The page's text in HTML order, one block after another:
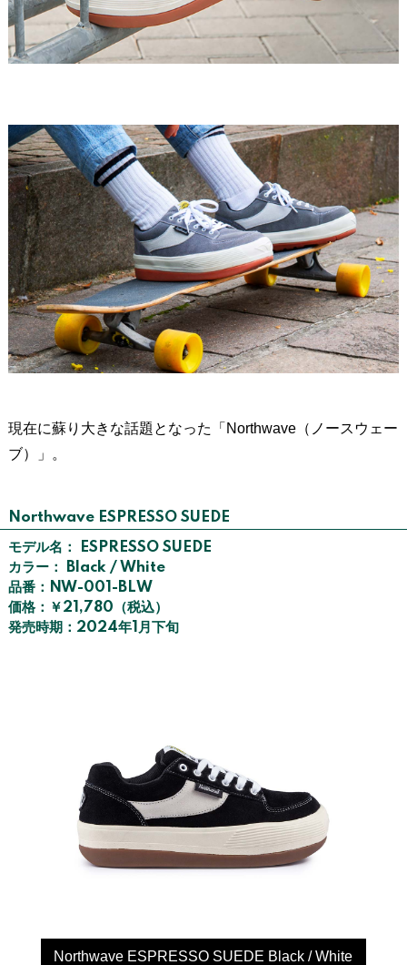
現在に蘇り大きな話題となった「Northwave（ノースウェー
ブ）」。
Northwave ESPRESSO SUEDE
モデル名： ESPRESSO SUEDE
カラー： Black / White
品番：NW-001-BLW
価格：￥21,780（税込）
発売時期：2024年1月下旬
Northwave ESPRESSO SUEDE Black / White